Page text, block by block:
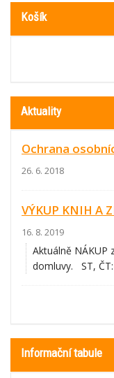
Košík
Aktuality
Ochrana
26. 6. 2018
VÝKUP KNIH A
16. 8. 2019
Aktuálně NÁKUP
domluvy. ST, ČT:
Informační tabule